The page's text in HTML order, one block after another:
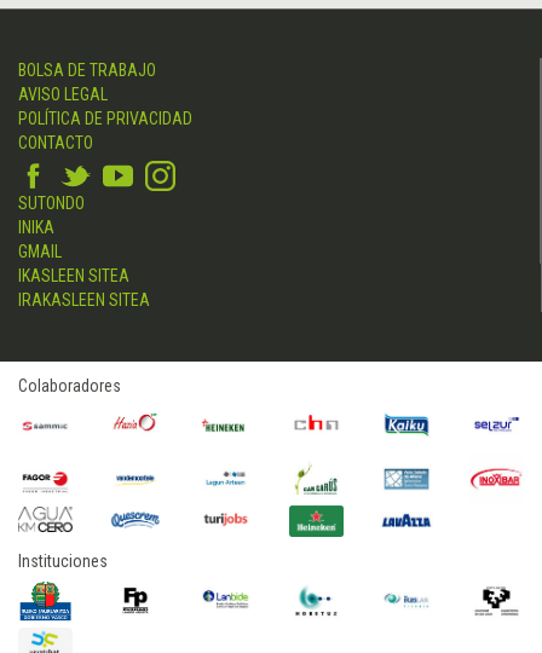
BOLSA DE TRABAJO
AVISO LEGAL
POLÍTICA DE PRIVACIDAD
CONTACTO
SUTONDO
INIKA
GMAIL
IKASLEEN SITEA
IRAKASLEEN SITEA
Colaboradores
Instituciones